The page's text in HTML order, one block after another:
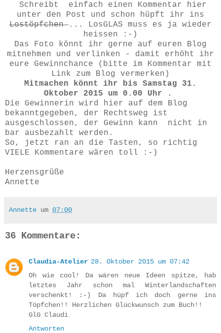
Schreibt einfach einen Kommentar hier
unter den Post und schon hüpft ihr ins
Lostöpfchen ... LosGLAS muss es ja wieder
heissen :-)
Das Foto könnt ihr gerne auf euren Blog
mitnehmen und verlinken - damit erhöht ihr
eure Gewinnchance (bitte im Kommentar mit
Link zum Blog vermerken)
Mitmachen könnt ihr bis Samstag 31.
Oktober 2015 um 0.00 Uhr .
Die Gewinnerin wird hier auf dem Blog
bekanntgegeben, der Rechtsweg ist
ausgeschlossen, der Gewinn kann nicht in
bar ausbezahlt werden.
So, jetzt ran an die Tasten, so richtig
VIELE Kommentare wären toll :-)
Herzensgrüße
Annette
Annette um 07:00
36 Kommentare:
Claudia-Atelier 28. Oktober 2015 um 07:42
Oh wie cool! Da wären neue Ideen spitze, hab
letztes Jahr schon mal Winterlandschaften
verschenkt! :-) Da hüpf ich doch gerne ins
Töpfchen!! Herzlichen Glückwunsch zum Buch!!
GlG Claudi
Antworten